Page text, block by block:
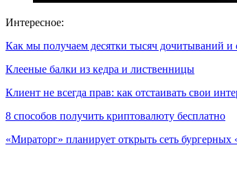
Интересное:
Как мы получаем десятки тысяч дочитываний
Клееные балки из кедра и лиственницы
Клиент не всегда прав: как отстаивать свои
8 способов получить криптовалюту бесплатно
«Мираторг» планирует открыть сеть бургерных